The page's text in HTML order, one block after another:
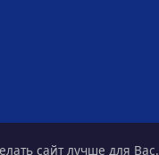
сайт лучше для Вас.